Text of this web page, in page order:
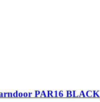
PAR16 BLACK